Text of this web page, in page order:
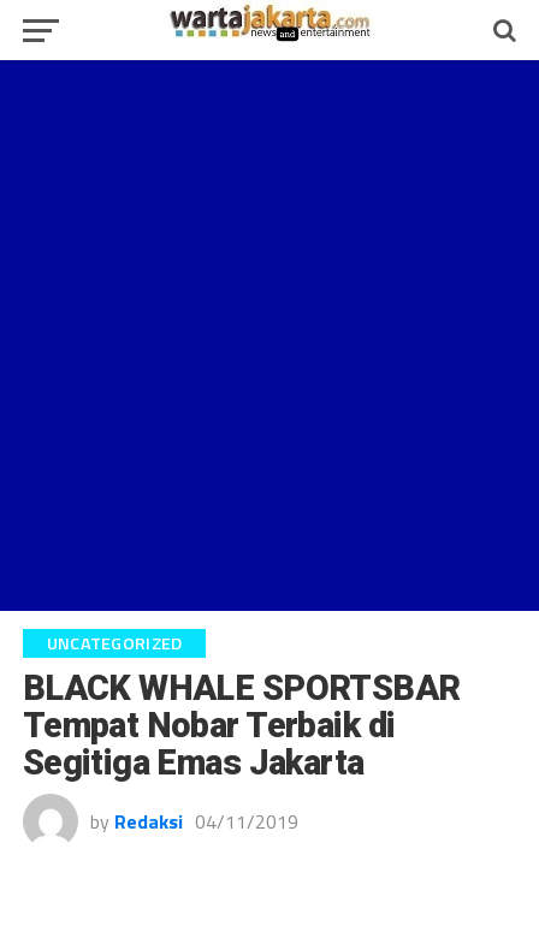
UNCATEGORIZED
BLACK WHALE SPORTSBAR
Tempat Nobar Terbaik di
Segitiga Emas Jakarta
by Redaksi 04/11/2019